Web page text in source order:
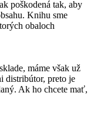
poškodená tak, aby
Knihu sme
obaloch
máme však už
distribútor, preto je
Ak ho chcete mať,